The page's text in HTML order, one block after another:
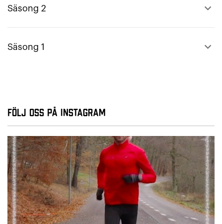
Säsong 2 keyboard_arrow_up
Säsong 1 keyboard_arrow_up
Följ oss på Instagram